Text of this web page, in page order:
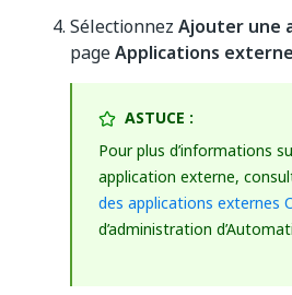
Sélectionnez Ajouter une
pageApplications
ASTUCE :
Pour plus d’informations
application externe,
des applications externes
d’administration